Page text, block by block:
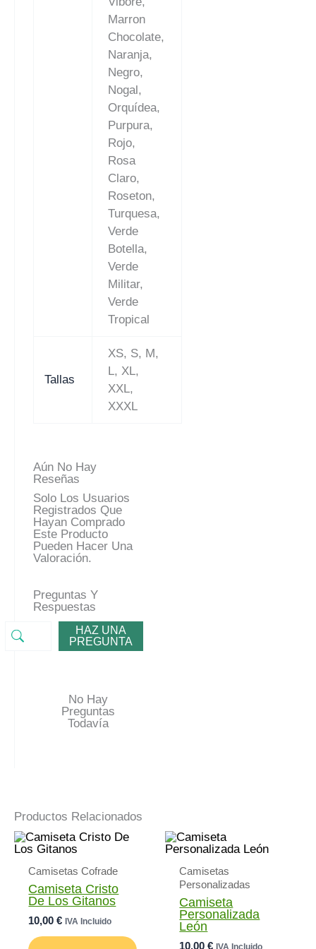
Marron
Chocolate,
Naranja,
Negro,
Nogal,
Orquídea,
Purpura,
Rojo,
Rosa
Claro,
Roseton,
Turquesa,
Verde
Botella,
Verde
Militar,
Verde
Tropical
Tallas
XS, S, M,
L, XL,
XXL,
XXXL
Aún No Hay
Reseñas
Solo Los Usuarios
Registrados Que
Hayan Comprado
Este Producto
Pueden Hacer Una
Valoración.
Preguntas Y
Respuestas
HAZ UNA
PREGUNTA
No Hay
Preguntas
Todavía
Productos Relacionados
Camisetas Cofrade
Camiseta Cristo
De Los Gitanos
10,00€ IVA Incluido
Camisetas
Personalizadas
Camiseta
Personalizada
León
10,00€ IVA Incluido